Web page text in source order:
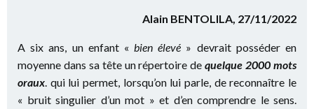
Alain BENTOLILA, 27/11/2022
A six ans, un enfant «bien élevé » devrait posséder en
moyenne dans sa tête un répertoire dequelque 2000 mots
oraux. qui lui permet, lorsqu’on lui parle, de reconnaître le
« bruit singulier d’un mot » et d’en comprendre le sens.